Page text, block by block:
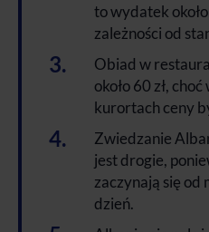
to wydatek
zależności od
Obiad w
około 60 zł,
kurortach ceny
Zwiedzanie
jest drogie,
zaczynają się od
dzień.